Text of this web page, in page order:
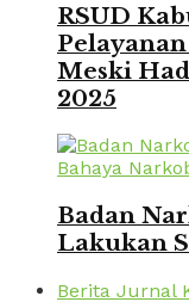
RSUD
Meski
2025
Badan
Lakukan
Berita Jurnal